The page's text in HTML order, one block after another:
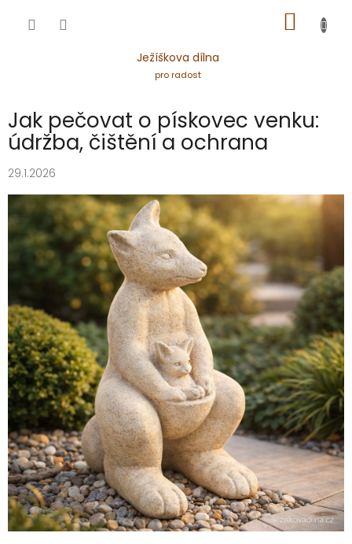
Ježíškova dílna
pro radost
KOŠÍK
Jak pečovat o pískovec venku:
údržba, čištění a ochrana
29.1.2026